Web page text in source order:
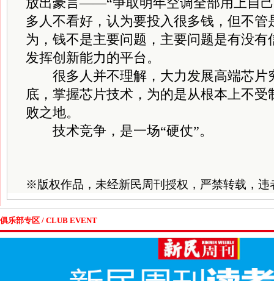
多人不看好，认为要投入很多钱，但不管
为，钱不是主要问题，主要问题是有没有
发挥创新能力的平台。
很多人并不理解，大力发展高端芯片
底，掌握芯片技术，为的是从根本上不
败之地。
技术竞争，是一场“硬仗”。
※版权作品，未经新民周刊授权，严禁转载，
俱乐部专区 / CLUB EVENT